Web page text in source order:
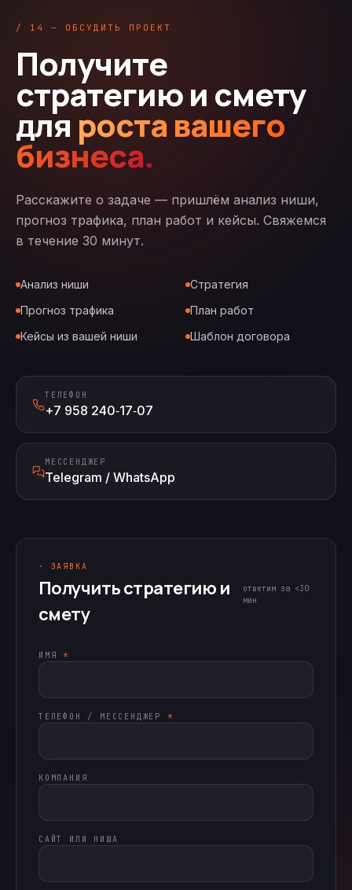
/ 14 — ОБСУДИТЬ ПРОЕКТ
Получите
стратегию и смету
для роста вашего
бизнеса.
Расскажите о задаче — пришлём анализ ниши,
прогноз трафика, план работ и кейсы. Свяжемся
в течение 30 минут.
Анализ ниши
Стратегия
Прогноз трафика
План работ
Кейсы из вашей ниши
Шаблон договора
ТЕЛЕФОН
+7 958 240‑17‑07
МЕССЕНДЖЕР
Telegram / WhatsApp
· ЗАЯВКА
Получить стратегию и
смету
ответим за <30
мин
ИМЯ *
ТЕЛЕФОН / МЕССЕНДЖЕР *
КОМПАНИЯ
САЙТ ИЛИ НИША